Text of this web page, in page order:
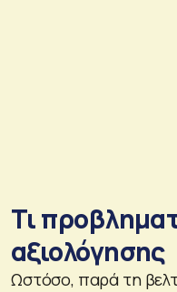
Τι
αξιολόγησης
Ωστόσο, παρά τη